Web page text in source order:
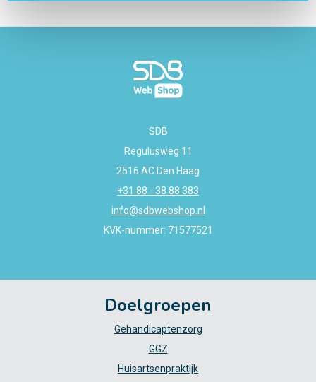
SDB
Regulusweg 11
2516 AC Den Haag
+31 88 - 38 88 383
info@sdbwebshop.nl
KVK-nummer: 71577521
Doelgroepen
Gehandicaptenzorg
GGZ
Huisartsenpraktijk